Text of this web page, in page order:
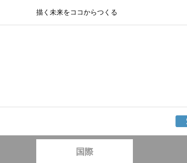
描く未来をココからつくる
国際